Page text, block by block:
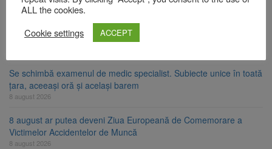
9 august 2026
Avocații fraților Andrew și Tristan Tate cer eliberarea lor pe
cauțiune în SUA
Se schimbă examenul de medic specialist. Subiecte unice în toată
țara, aceeași oră și același barem
8 august 2026
8 august ar putea deveni Ziua Europeană de Comemorare a
Victimelor Accidentelor de Muncă
8 august 2026
ALL the cookies.
Cookie settings
ACCEPT